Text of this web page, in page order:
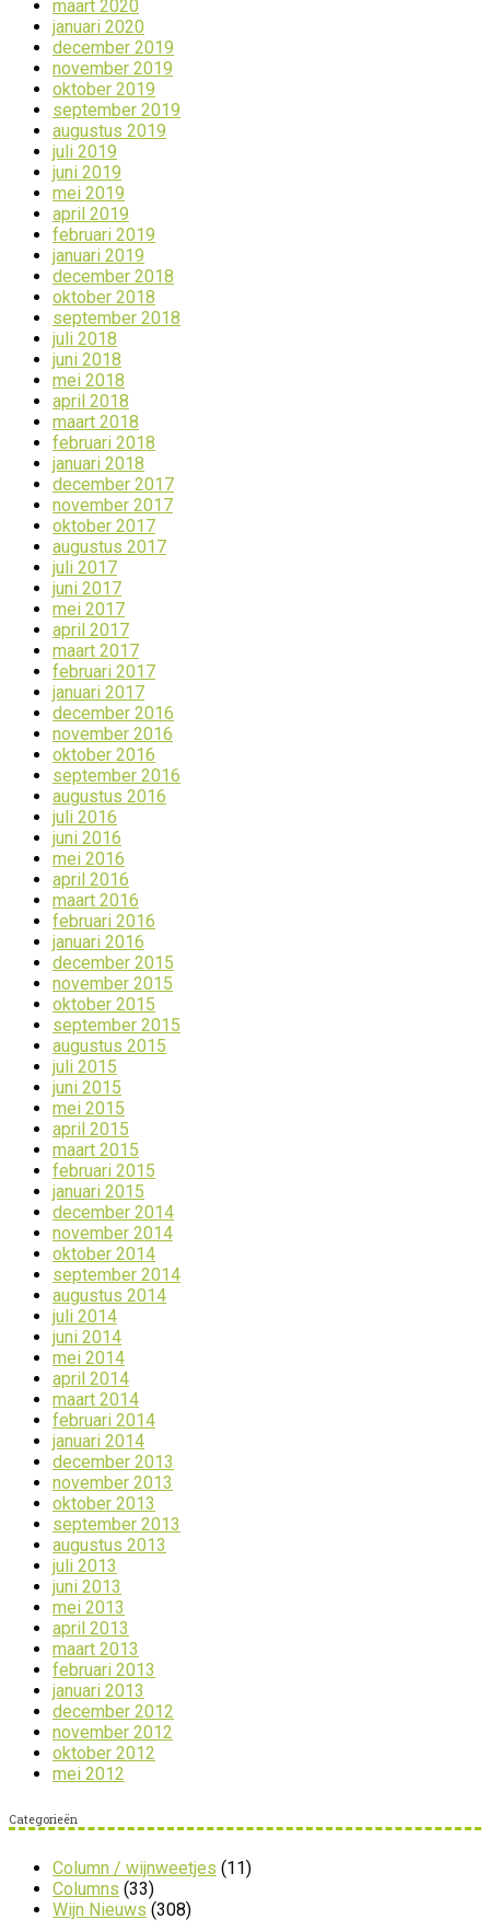
maart 2020
januari 2020
december 2019
november 2019
oktober 2019
september 2019
augustus 2019
juli 2019
juni 2019
mei 2019
april 2019
februari 2019
januari 2019
december 2018
oktober 2018
september 2018
juli 2018
juni 2018
mei 2018
april 2018
maart 2018
februari 2018
januari 2018
december 2017
november 2017
oktober 2017
augustus 2017
juli 2017
juni 2017
mei 2017
april 2017
maart 2017
februari 2017
januari 2017
december 2016
november 2016
oktober 2016
september 2016
augustus 2016
juli 2016
juni 2016
mei 2016
april 2016
maart 2016
februari 2016
januari 2016
december 2015
november 2015
oktober 2015
september 2015
augustus 2015
juli 2015
juni 2015
mei 2015
april 2015
maart 2015
februari 2015
januari 2015
december 2014
november 2014
oktober 2014
september 2014
augustus 2014
juli 2014
juni 2014
mei 2014
april 2014
maart 2014
februari 2014
januari 2014
december 2013
november 2013
oktober 2013
september 2013
augustus 2013
juli 2013
juni 2013
mei 2013
april 2013
maart 2013
februari 2013
januari 2013
december 2012
november 2012
oktober 2012
mei 2012
Categorieën
Column / wijnweetjes (11)
Columns (33)
Wijn Nieuws (308)